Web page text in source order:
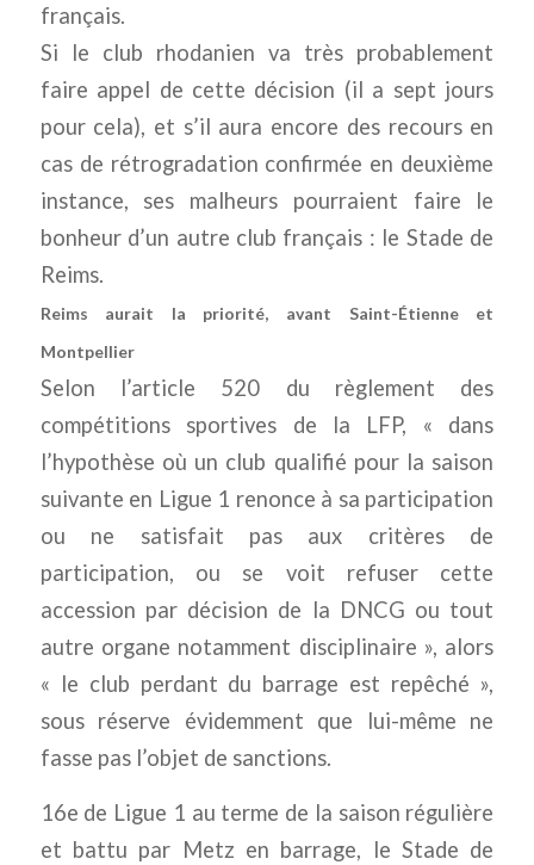
français.
Si le club rhodanien va très probablement
faire appel de cette décision (il a sept jours
pour cela), et s’il aura encore des recours en
cas de rétrogradation confirmée en deuxième
instance, ses malheurs pourraient faire le
bonheur d’un autre club français : le Stade de
Reims.
Reims aurait la priorité, avant Saint-Étienne et
Montpellier
Selon l’article 520 du règlement des
compétitions sportives de la LFP, « dans
l’hypothèse où un club qualifié pour la saison
suivante en Ligue 1 renonce à sa participation
ou ne satisfait pas aux critères de
participation, ou se voit refuser cette
accession par décision de la DNCG ou tout
autre organe notamment disciplinaire », alors
« le club perdant du barrage est repêché »,
sous réserve évidemment que lui-même ne
fasse pas l’objet de sanctions.
16e de Ligue 1 au terme de la saison régulière
et battu par Metz en barrage, le Stade de